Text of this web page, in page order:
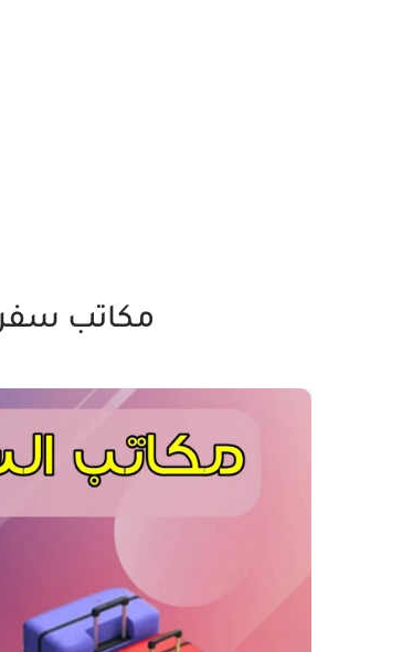
مكاتب